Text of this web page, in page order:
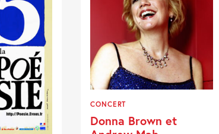
CONCERT
Donna Brown et